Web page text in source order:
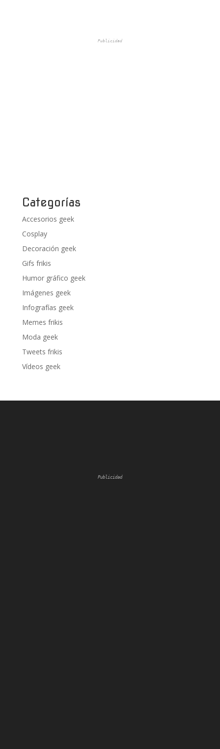
Publicidad
Categorías
Accesorios geek
Cosplay
Decoración geek
Gifs frikis
Humor gráfico geek
Imágenes geek
Infografías geek
Memes frikis
Moda geek
Tweets frikis
Vídeos geek
Publicidad